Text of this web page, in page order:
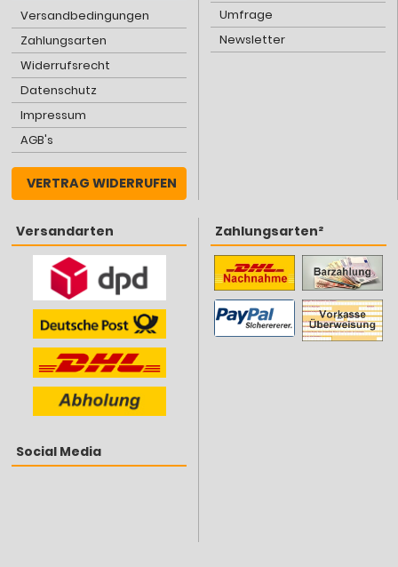
Versandbedingungen
Zahlungsarten
Widerrufsrecht
Datenschutz
Impressum
AGB's
VERTRAG WIDERRUFEN
Umfrage
Newsletter
Versandarten
Social Media
Zahlungsarten²